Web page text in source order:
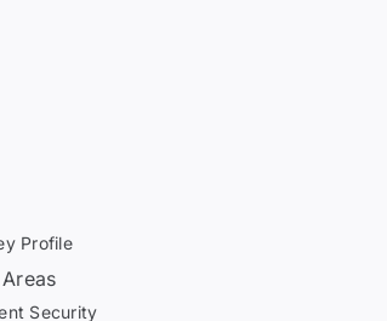
Profile
Security